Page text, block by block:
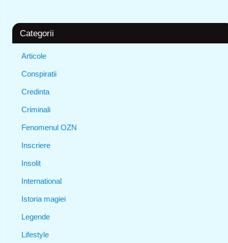
Categorii
Articole
Conspiratii
Credinta
Criminali
Fenomenul OZN
Inscriere
Insolit
International
Istoria magiei
Legende
Lifestyle